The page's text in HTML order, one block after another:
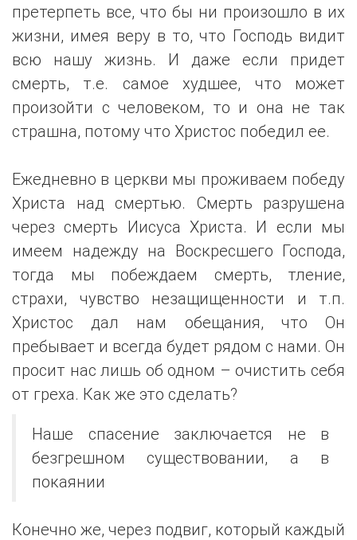
претерпеть все, что бы ни произошло в их
жизни, имея веру в то, что Господь видит
всю нашу жизнь. И даже если придет
смерть, т.е. самое худшее, что может
произойти с человеком, то и она не так
страшна, потому что Христос победил ее.
Ежедневно в церкви мы проживаем победу
Христа над смертью. Смерть разрушена
через смерть Иисуса Христа. И если мы
имеем надежду на Воскресшего Господа,
тогда мы побеждаем смерть, тление,
страхи, чувство незащищенности и т.п.
Христос дал нам обещания, что Он
пребывает и всегда будет рядом с нами. Он
просит нас лишь об одном – очистить себя
от греха. Как же это сделать?
Наше спасение заключается не в
безгрешном существовании, а в
покаянии
Конечно же, через подвиг, который каждый